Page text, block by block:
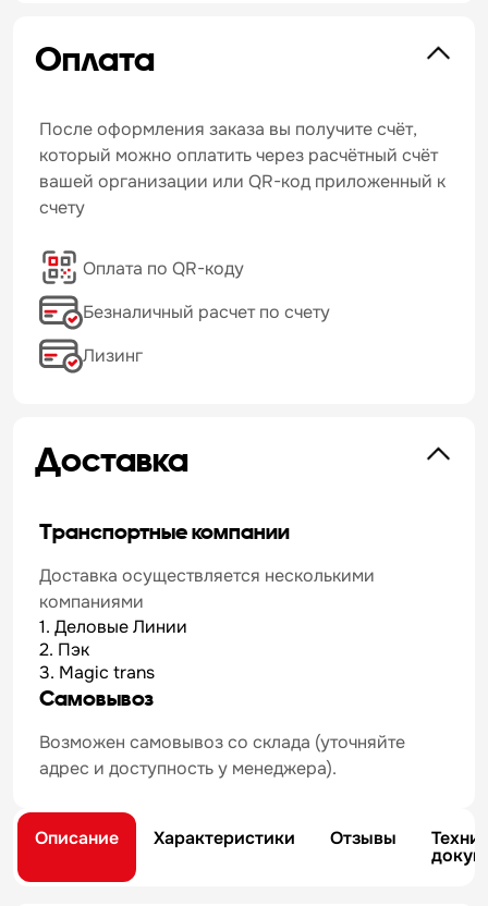
Оплата
После оформления заказа вы получите счёт,
который можно оплатить через расчётный счёт
вашей организации или QR-код приложенный к
счету
Оплата по QR-коду
Безналичный расчет по счету
Лизинг
Доставка
Транспортные компании
Доставка осуществляется несколькими
компаниями
1. Деловые Линии
2. Пэк
3. Magic trans
Самовывоз
Возможен самовывоз со склада (уточняйте
адрес и доступность у менеджера).
Описание Характеристики Отзывы